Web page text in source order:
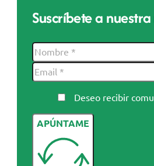
Suscríbete a
Deseo recibir
APÚNTAME